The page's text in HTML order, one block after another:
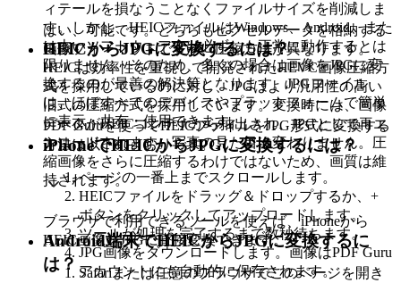
ィテールを損なうことなくファイルサイズを削減しま
す。しかし、HEICファイルはWindows、Android、また
は古いソフトウェアでは必ずしも正常に動作するとは
限りません。そのため、多くの場合は画像をJPGに変
換するのが最善の解決策となります。JPGファイル
は、ほぼすべてのデバイスやプラットフォームで簡単
に表示・共有・使用できます。
はい、可能です。どちらもピクセルデータを格納する
画像フォーマットですが、圧縮方法が異なります。
HEICは効率性を重視して開発されたHEVC画像圧縮方
式を採用しているのに対し、JPGはより汎用性の高い
旧式の圧縮方式を採用しています。変換時には、画像
データがHEICコンテナから抽出され、JPGとして再エ
ンコードされます。写真の見た目は変わりません。圧
縮画像をさらに圧縮するわけではないため、画質は維
持されます。
HEICからJPGに変換するには？
PDF Guruを使ってHEICファイルをJPG形式に変換する
方法は以下のとおりです。
ページの一番上までスクロールします。
HEICファイルをドラッグ＆ドロップするか、+
ボタンをクリックしてアップロードします。
ツールが処理を完了するまで数秒待ちます。
JPG画像をダウンロードします。画像はPDF Guru
アカウントにも自動的に保存されます。
iPhoneでHEICからJPGに変換するには？
ブラウザで利用できるツールを使えば、iPhoneから
HEIC画像をJPGに直接変換できます。
Safariまたは任意のブラウザでこのページを開き
Android端末でHEICからJPGに変換するに
は？